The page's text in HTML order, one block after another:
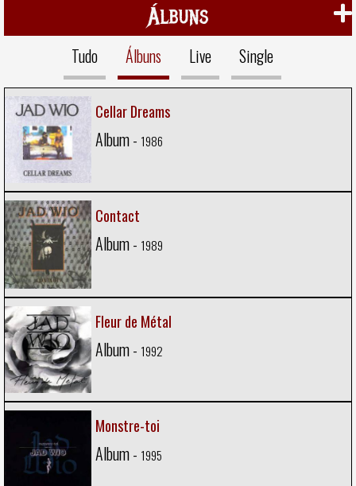
Álbuns
Tudo Álbuns Live Single
Cellar Dreams
Album - 1986
Contact
Album - 1989
Fleur de Métal
Album - 1992
Monstre-toi
Album - 1995